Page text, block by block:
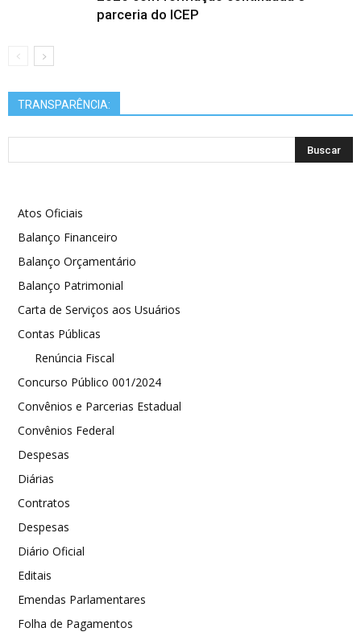
parceria do ICEP
TRANSPARÊNCIA:
Atos Oficiais
Balanço Financeiro
Balanço Orçamentário
Balanço Patrimonial
Carta de Serviços aos Usuários
Contas Públicas
Renúncia Fiscal
Concurso Público 001/2024
Convênios e Parcerias Estadual
Convênios Federal
Despesas
Diárias
Contratos
Despesas
Diário Oficial
Editais
Emendas Parlamentares
Folha de Pagamentos